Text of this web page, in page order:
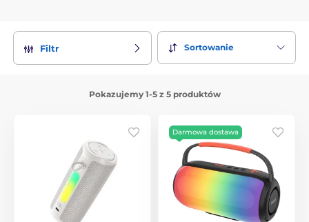
Filtr Sortowanie
Pokazujemy 1-5 z 5 produktów
Darmowa dostawa